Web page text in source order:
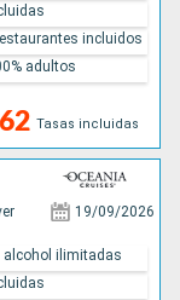
Tasas incluidas
incluidos
adultos
19/09/2026
alcohol ilimitadas